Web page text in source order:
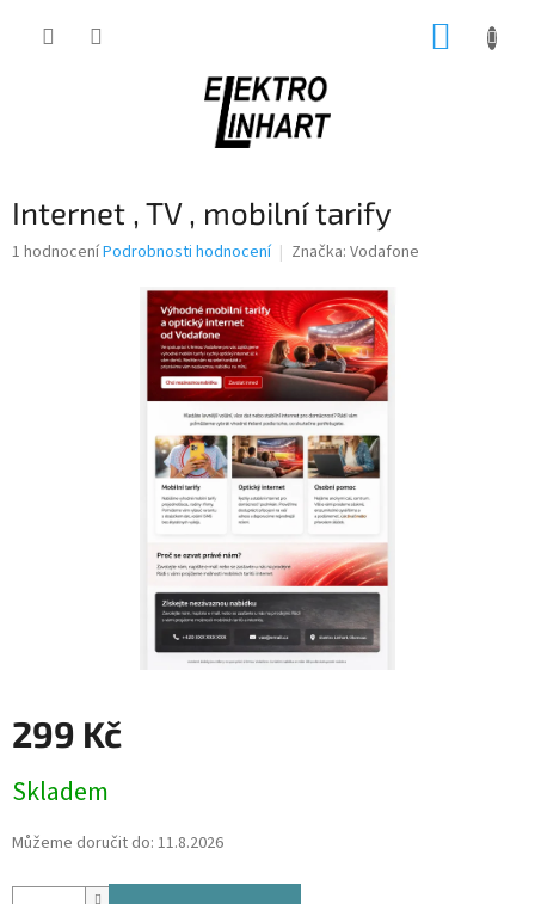
Internet , TV , mobilní tarify
Průměrné
1 hodnoceníPodrobnosti hodnocení Značka: Vodafone
299 Kč
cena:
Skladem
Můžeme doručit do: 11.8.2026